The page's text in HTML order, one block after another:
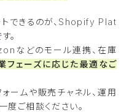
できるのが、Shopify Plat
。
などのモール連携、在庫
フェーズに応じた最適なご
ームや販売チャネル、運用
度ご相談ください。